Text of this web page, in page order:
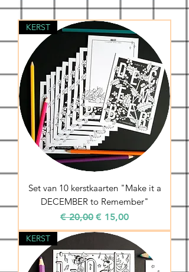
KERST
Set van 10 kerstkaarten "Make it a
DECEMBER to Remember"
Normale prijs
€ 20,00 Verkoopprijs
€ 15,00
KERST